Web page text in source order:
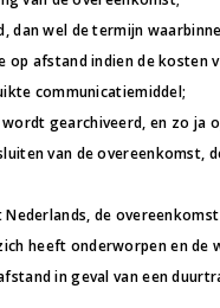
dan wel de termijn
afstand indien de kosten
communicatiemiddel;
gearchiveerd, en zo ja
van de
de
heeft onderworpen en
in geval van een